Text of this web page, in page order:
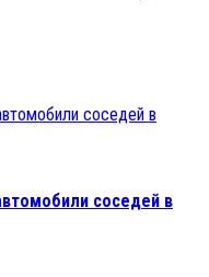
соседей в